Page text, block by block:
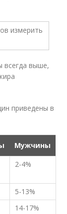
всегда выше,
приведены в
Мужчины
2-4%
5-13%
14-17%